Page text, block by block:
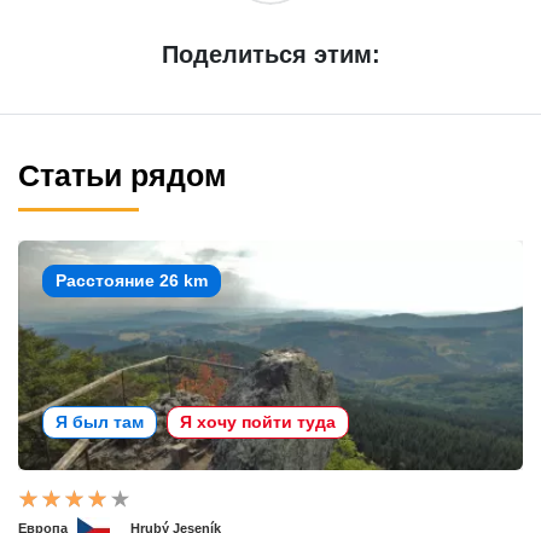
Поделиться этим:
Статьи рядом
Расстояние 26 km
Я был там Я хочу пойти туда
Европа Hrubý Jeseník